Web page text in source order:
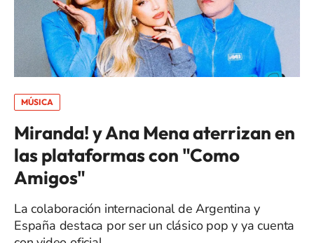
MÚSICA
Miranda! y Ana Mena aterrizan en
las plataformas con "Como
Amigos"
La colaboración internacional de Argentina y
España destaca por ser un clásico pop y ya cuenta